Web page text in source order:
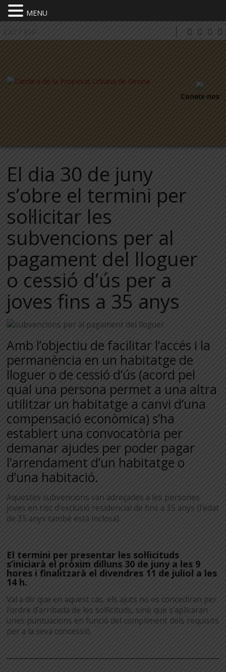
CAT / ESP
Coneix-nos
El dia 30 de juny
s’obre el termini per
sol·licitar les
subvencions per al
pagament del lloguer
o cessió d’ús per a
joves fins a 35 anys
Amb l’objectiu de facilitar l’accés i la
permanència en un habitatge de
lloguer o de cessió d’ús (acord pel
qual una persona permet a una altra
utilitzar un habitatge a canvi d’una
compensació econòmica) s’ha
establert una convocatòria per
demanar ajudes per poder pagar
l’arrendament d’un habitatge o
d’una habitació.
Aquestes subvencions van adreçades a les persones
joves en risc d’exclusió residencial de fins a 35 anys (l’edat
de 35 anys també està inclosa).
El termini per presentar les sol·licituds
s’iniciarà el pròxim dilluns 30 de juny a les 9
hores i finalitzarà el divendres 11 de juliol a les
14 h.
Val a dir que en aquest cas, els ajuts no es concediran per
l’ordre d’arribada de les sol·licituds, sinó que s’aplicaran
unes puntuacions en funció del compliment dels requisits
per a la seva concessió.
MENU